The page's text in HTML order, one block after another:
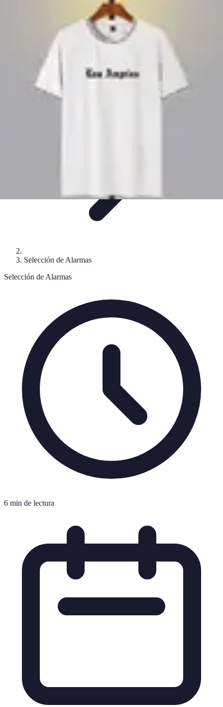
Consejos y MantenimientoGuías y Tutoriales
Guía de CompraGuías de Compra
Urgencia Alarma
Selección de Alarmas
Selección de Alarmas
6 min de lectura